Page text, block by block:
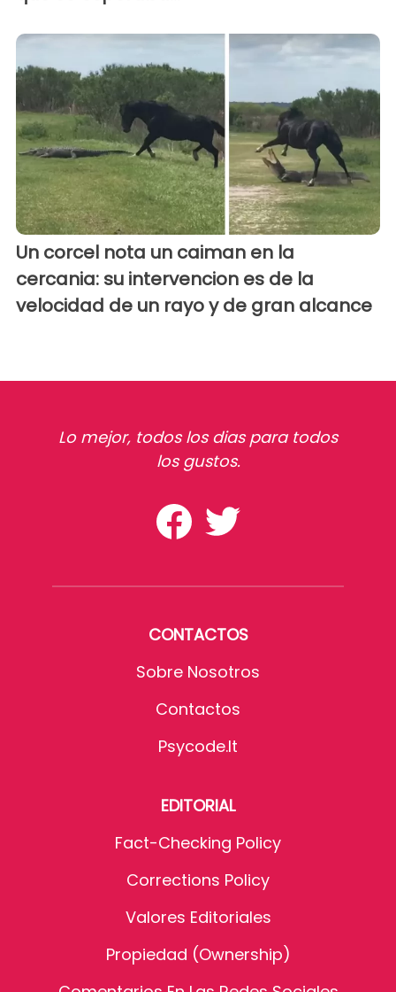
Un corcel nota un caiman en la
cercania: su intervencion es de la
velocidad de un rayo y de gran alcance
Lo mejor, todos los dias para todos
los gustos.
CONTACTOS
Sobre Nosotros
Contactos
Psycode.it
EDITORIAL
Fact-Checking Policy
Corrections Policy
Valores Editoriales
Propiedad (Ownership)